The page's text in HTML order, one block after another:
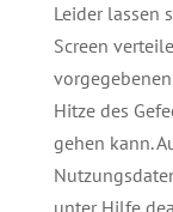
Leider lassen
Screen
Hitze des
gehen kann.
unter Hilfe